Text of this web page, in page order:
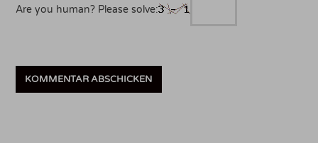
Are you human? Please solve: